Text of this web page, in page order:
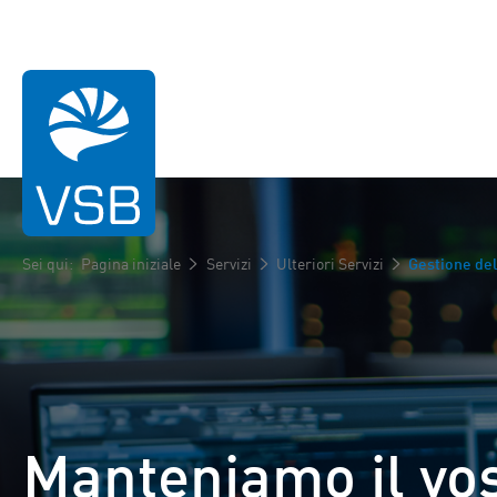
Energia Eolica
Energia Solare
Sei qui: Pagina iniziale Servizi Ulteriori Servizi Gestione
Manteniamo il